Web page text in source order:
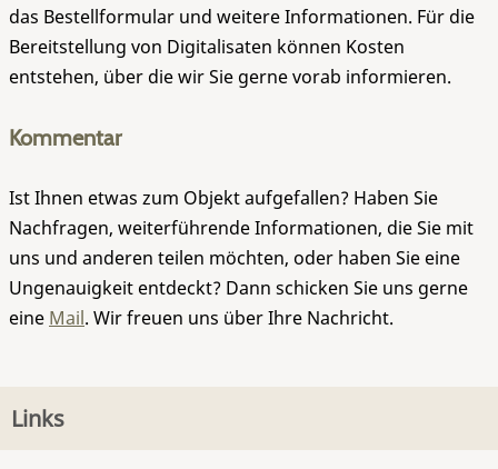
das Bestellformular und weitere Informationen. Für die
Bereitstellung von Digitalisaten können Kosten
entstehen, über die wir Sie gerne vorab informieren.
Kommentar
Ist Ihnen etwas zum Objekt aufgefallen? Haben Sie
Nachfragen, weiterführende Informationen, die Sie mit
uns und anderen teilen möchten, oder haben Sie eine
Ungenauigkeit entdeckt? Dann schicken Sie uns gerne
eine Mail. Wir freuen uns über Ihre Nachricht.
Links